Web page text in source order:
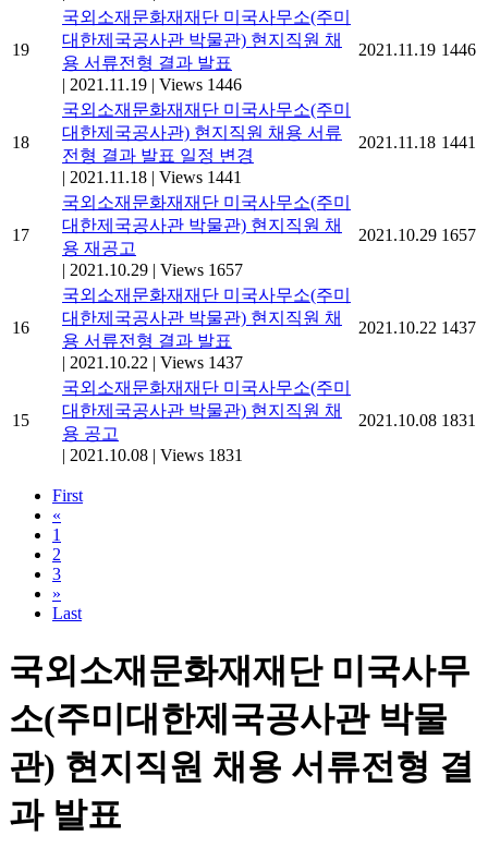
19
국외소재문화재재단 미국사무소(주미
대한제국공사관 박물관) 현지직원 채
용 서류전형 결과 발표
| 2021.11.19 | Views 1446
2021.11.19 1446
18
국외소재문화재재단 미국사무소(주미
대한제국공사관) 현지직원 채용 서류
전형 결과 발표 일정 변경
| 2021.11.18 | Views 1441
2021.11.18 1441
17
국외소재문화재재단 미국사무소(주미
대한제국공사관 박물관) 현지직원 채
용 재공고
| 2021.10.29 | Views 1657
2021.10.29 1657
16
국외소재문화재재단 미국사무소(주미
대한제국공사관 박물관) 현지직원 채
용 서류전형 결과 발표
| 2021.10.22 | Views 1437
2021.10.22 1437
15
국외소재문화재재단 미국사무소(주미
대한제국공사관 박물관) 현지직원 채
용 공고
| 2021.10.08 | Views 1831
2021.10.08 1831
First
«
1
2
3
»
Last
국외소재문화재재단 미국사무
소(주미대한제국공사관 박물
관) 현지직원 채용 서류전형 결
과 발표